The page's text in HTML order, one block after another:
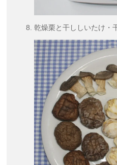
乾燥栗と干ししいたけ・